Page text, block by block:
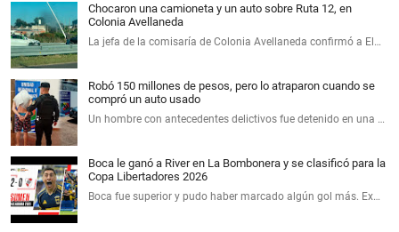
Chocaron una camioneta y un auto sobre Ruta 12, en
Colonia Avellaneda
La jefa de la comisaría de Colonia Avellaneda confirmó a El…
Robó 150 millones de pesos, pero lo atraparon cuando se
compró un auto usado
Un hombre con antecedentes delictivos fue detenido en una …
Boca le ganó a River en La Bombonera y se clasificó para la
Copa Libertadores 2026
Boca fue superior y pudo haber marcado algún gol más. Ex…